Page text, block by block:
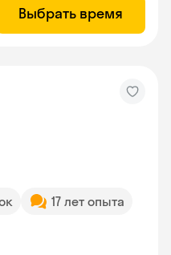
Выбрать время
17 лет опыта